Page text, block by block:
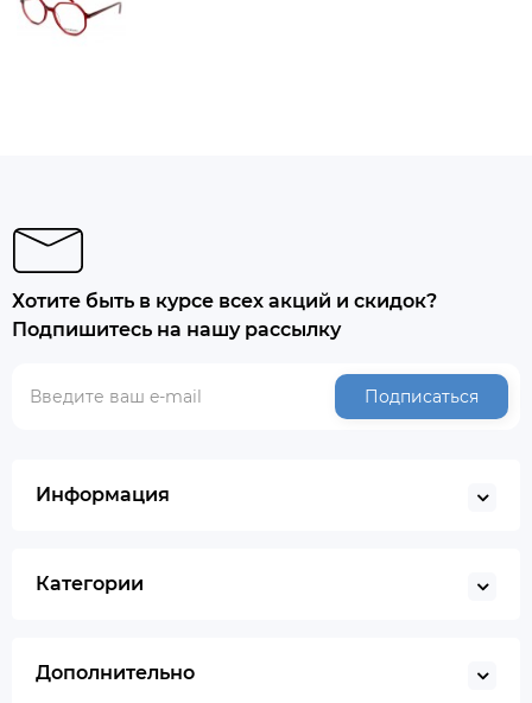
Хотите быть в курсе всех акций и скидок?
Подпишитесь на нашу рассылку
Подписаться
Информация
Категории
Дополнительно